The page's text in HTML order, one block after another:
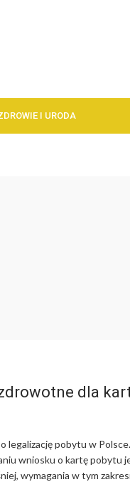
I URODA
dla
legalizację pobytu w Polsce.
wniosku o kartę pobytu
wymagania w tym